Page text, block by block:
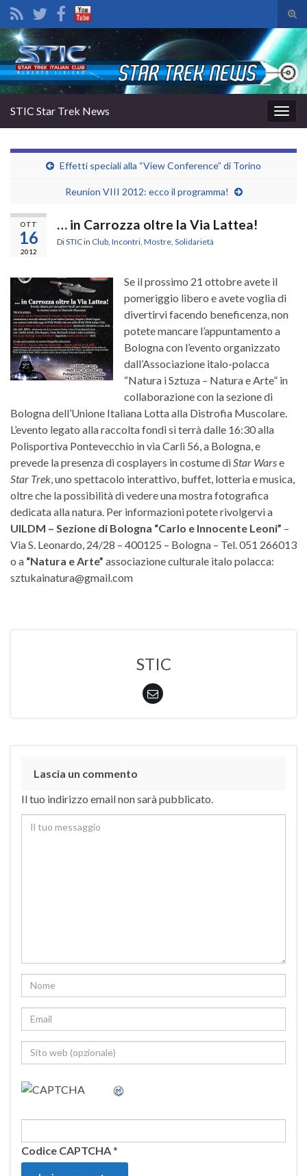
il
di
Search for:
la
STIC Star Trek News
Effetti speciali alla “View Conference” di Torino
Reunion VIII 2012: ecco il programma!
OTT
16
2012
… in Carrozza oltre la Via Lattea!
DiSTICin Club Incontri Mostre Solidarietà
Se il prossimo 21 ottobre avete il
pomeriggio libero e avete voglia di
divertirvi facendo beneficenza, non
potete mancare l’appuntamento a
Bologna con l’evento organizzato
dall’Associazione italo-polacca
“Natura i Sztuza – Natura e Arte” in
collaborazione con la sezione di
Bologna dell’Unione Italiana Lotta alla Distrofia Muscolare.
L’evento legato alla raccolta fondi si terrà dalle 16:30 alla
Polisportiva Pontevecchio in via Carli 56, a Bologna, e
prevede la presenza di cosplayers in costume di Star Warse
Star Trek , uno spettacolo interattivo, buffet, lotteria e musica,
oltre che la possibilità di vedere una mostra fotografica
dedicata alla natura. Per informazioni potete rivolgervi a
UILDM – Sezione di Bologna “Carlo e Innocente Leoni” –
Via S. Leonardo, 24/28 – 400125 – Bologna – Tel. 051 266013
o a “Natura e Arte” associazione culturale italo polacca:
sztukainatura@gmail.com
STIC
Lascia un commento
Il tuo indirizzo email non sarà pubblicato.
Codice CAPTCHA*